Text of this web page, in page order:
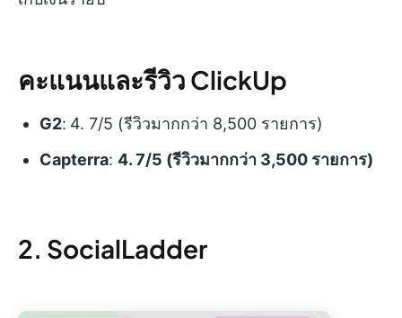
คะแนนและรีวิว ClickUp
G2: 4. 7/5 (รีวิวมากกว่า 8,500 รายการ)
Capterra: 4. 7/5 (รีวิวมากกว่า 3,500 รายการ)
2. SocialLadder